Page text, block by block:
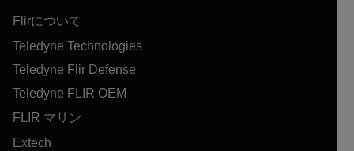
Flirについて
Teledyne Technologies
Teledyne Flir Defense
Teledyne FLIR OEM
FLIR マリン
Extech